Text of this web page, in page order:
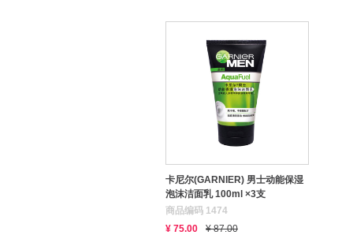
卡尼尔(GARNIER) 男士动能保湿
泡沫洁面乳 100ml ×3支
商品编码 1474
¥ 75.00
¥ 87.00